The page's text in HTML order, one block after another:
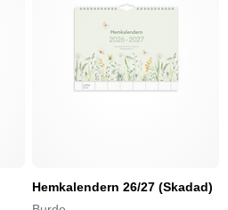
Hemkalendern 26/27 (Skadad)